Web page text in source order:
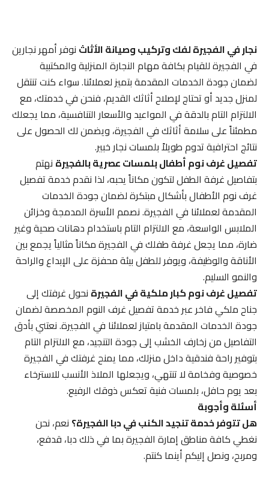
نجار في الفجيرة لفك وتركيب وصيانة الأثاثنوفر أمهر نجارين
في الفجيرة للقيام بكافة مهام النجارة المنزلية والمكتبية
لضمان جودة الخدمات المقدمة بتميز لعملائنا. سواء كنت تنتقل
لمنزل جديد أو تحتاج لإصلاح أثاثك القديم، فنحن في خدمتك، مع
الالتزام التام بالدقة في المواعيد والأسعار التنافسية، مما يجعلك
مطمئناً على سلامة أثاثك في الفجيرة، ويضمن لك الحصول على
نتائج احترافية تدوم طويلاً بلمسات نجار خبير.
تفصيل غرف نوم أطفال بلمسات عصرية بالفجيرةنهتم
بتفاصيل غرفة الطفل لتكون مكاناً يحبه، لذا نقدم خدمة تفصيل
غرف نوم الأطفال بأشكال مبتكرة لضمان جودة الخدمات
المقدمة لعملائنا في الفجيرة. نصمم الأسرة المدمجة وخزائن
الملابس الواسعة، مع الالتزام التام باستخدام دهانات صحية وغير
ضارة، مما يجعل غرفة طفلك في الفجيرة مكاناً مثالياً يجمع بين
الأناقة والوظيفة، ويوفر للطفل بيئة محفزة على الإبداع والراحة
والنمو السليم.
تفصيل غرف نوم كبار ملكية في الفجيرةنحول غرفتك إلى
جناح ملكي فاخر عبر خدمة تفصيل غرف النوم المخصصة لضمان
جودة الخدمات المقدمة بامتياز لعملائنا في الفجيرة. نعتني بأدق
التفاصيل من زخارف الخشب إلى جودة التنجيد، مع الالتزام التام
بتوفير راحة فندقية داخل منزلك، مما يمنح غرفتك في الفجيرة
خصوصية وفخامة لا تنتهي، ويجعلها الملاذ الأنسب للاسترخاء
بعد يوم حافل، بلمسات فنية تعكس ذوقك الرفيع.
أسئلة وأجوبة
هل تتوفر خدمة تنجيد الكنب في دبا الفجيرة؟نعم، نحن
نغطي كافة مناطق إمارة الفجيرة بما في ذلك دبا، قدفع،
ومربح، ونصل إليكم أينما كنتم.